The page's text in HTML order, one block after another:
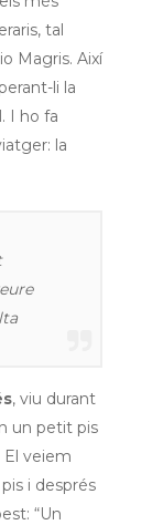
tal
Magris. Així
li la
I ho fa
la
, viu durant
un petit pis
El veiem
i després
“Un